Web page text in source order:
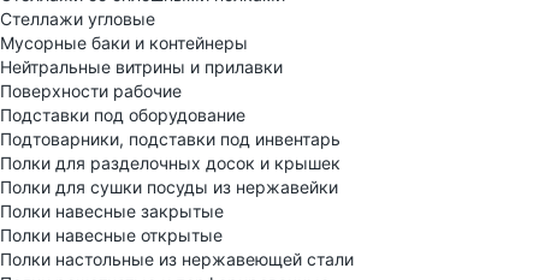
Стеллажи угловые
Мусорные баки и контейнеры
Нейтральные витрины и прилавки
Поверхности рабочие
Подставки под оборудование
Подтоварники, подставки под инвентарь
Полки для разделочных досок и крышек
Полки для сушки посуды из нержавейки
Полки навесные закрытые
Полки навесные открытые
Полки настольные из нержавеющей стали